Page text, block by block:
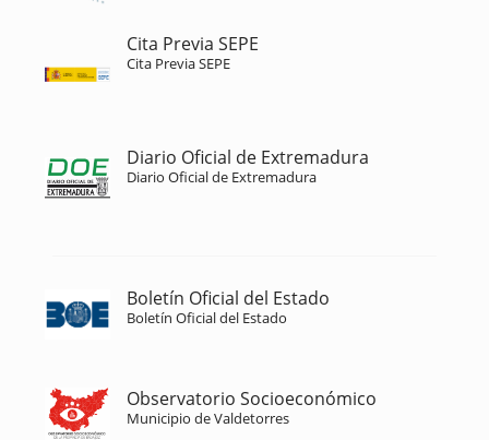
Cita Previa SEPE
Cita Previa SEPE
Diario Oficial de Extremadura
Diario Oficial de Extremadura
Boletín Oficial del Estado
Boletín Oficial del Estado
Observatorio Socioeconómico
Municipio de Valdetorres